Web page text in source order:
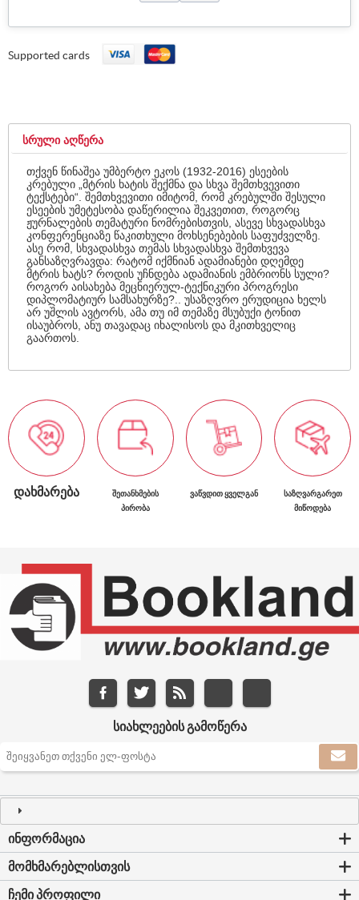
Supported cards
ᲡᲠᲣᲚᲘ ᲐᲦᲬᲔᲠᲐ
თქვენ წინაშეა უმბერტო ეკოს (1932-2016) ესეების
კრებული „მტრის ხატის შექმნა და სხვა შემთხვევითი
ტექსტები“. შემთხვევითი იმიტომ, რომ კრებულში შესული
ესეების უმეტესობა დაწერილია შეკვეთით, როგორც
ჟურნალების თემატური ნომრებისთვის, ასევე სხვადასხვა
კონფერენციაზე წაკითხული მოხსენებების საფუძველზე.
ასე რომ, სხვადასხვა თემას სხვადასხვა შემთხვევა
განსაზღვრავდა: რატომ იქმნიან ადამიანები დღემდე
მტრის ხატს? როდის უჩნდება ადამიანის ემბრიონს სული?
როგორ აისახება მეცნიერულ-ტექნიკური პროგრესი
დიპლომატიურ სამსახურზე?.. უსაზღვრო ერუდიცია ხელს
არ უშლის ავტორს, ამა თუ იმ თემაზე მსუბუქი ტონით
ისაუბროს, ანუ თავადაც იხალისოს და მკითხველიც
გაართოს.
ᲓᲐᲮᲛᲐᲠᲔᲑᲐ
ᲨᲔᲗᲐᲜᲮᲛᲔᲑᲘᲡ
ᲞᲘᲠᲝᲑᲐ
ᲕᲐᲬᲕᲓᲘᲗ ᲧᲕᲔᲚᲒᲐᲜ
ᲡᲐᲖᲦᲕᲐᲠᲒᲐᲠᲔᲗ
ᲛᲘᲬᲝᲓᲔᲑᲐ
ᲡᲘᲐᲮᲚᲔᲔᲑᲘᲡ ᲒᲐᲛᲝᲬᲔᲠᲐ
ᲘᲜᲤᲝᲠᲛᲐᲪᲘᲐ
ᲛᲝᲛᲮᲛᲐᲠᲔᲑᲚᲘᲡᲗᲕᲘᲡ
ᲩᲔᲛᲘ ᲞᲠᲝᲤᲘᲚᲘ